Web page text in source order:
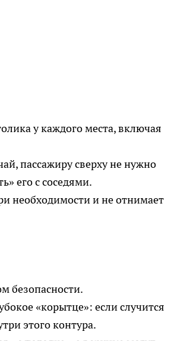
у каждого места, включая
пассажиру сверху не нужно
его с соседями.
необходимости и не отнимает
безопасности.
«корытце»: если случится
этого контура.